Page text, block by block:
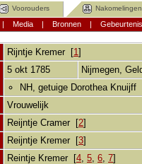
Voorouders Nakomelingen
Media| Bronnen|
Rijntje Kremer [1]
5 okt 1785 Nijmegen,
NH, getuige Dorothea Knuijff
Vrouwelijk
Reijntje Cramer [2]
Reijntje Kremer [3]
Reintje Kremer [4 5 6 7]